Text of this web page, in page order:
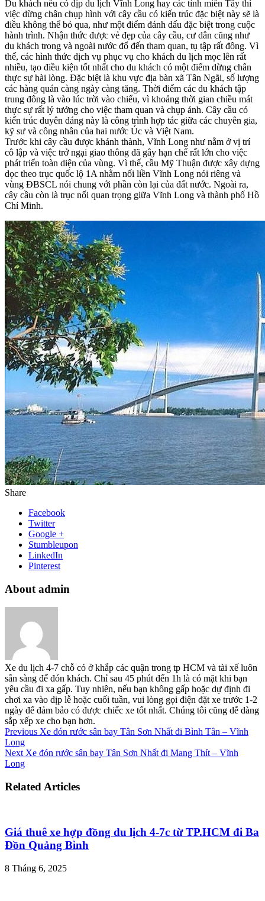
Du khách nếu có dịp du lịch Vĩnh Long hay các tỉnh miền Tây thì
việc dừng chân chụp hình với cây cầu có kiến trúc đặc biệt này sẽ là
điều không thể bỏ qua, như một điểm đánh dấu đặc biệt trong cuộc
hành trình. Nhận thức được vẻ đẹp của cây cầu, cư dân cũng như
du khách trong và ngoài nước đổ đến tham quan, tụ tập rất đông. Vì
thế, các hình thức dịch vụ phục vụ cho khách du lịch mọc lên rất
nhiều, tạo điều kiện tốt nhất cho du khách có một điểm dừng chân
thực sự hài lòng. Đặc biệt là khu vực địa bàn xã Tân Ngãi, số lượng
các hàng quán càng ngày càng tăng. Thời điểm các du khách tập
trung đông là vào lúc trời vào chiểu, vì khoảng thời gian chiều mát
thực sự rất lý tưởng cho việc tham quan và chụp ảnh. Cây cầu có
kiến trúc duyên dáng này là công trình hợp tác giữa các chuyên gia,
kỹ sư và công nhân của hai nước Úc và Việt Nam.
Trước khi cây cầu được khánh thành, Vĩnh Long như nằm ở vị trí
cô lập và việc trở ngại giao thông đã gây hạn chế rất lớn cho việc
phát triển toàn diện của vùng. Vì thế, cầu Mỹ Thuận được xây dựng
dọc theo trục quốc lộ 1A nhằm nối liền Vĩnh Long nói riêng và
vùng ĐBSCL nói chung với phần còn lại của đất nước. Ngoài ra,
cây cầu còn là trục nối quan trọng giữa Vĩnh Long và thành phố Hồ
Chí Minh.
Share
Facebook
Twitter
Google +
Stumbleupon
LinkedIn
Pinterest
About admin
Xe du lịch 4-7 chỗ có ở khắp các quận trong tp HCM và tài xế luôn
sẵn sàng để đón khách. Chỉ sau 45 phút đến 1h là có mặt khi bạn
yêu cầu đi xa gấp. Tuy nhiên, nếu bạn không gấp hoặc dự định đi
chơi xa vào dịp lễ hoặc cuối tuần, vui lòng gọi điện đặt xe trước 1-2
ngày để đảm bảo có được chiếc xe tốt nhất. Chúng tôi cũng dễ dàng
sắp xếp xe cho bạn hơn.
Previous Xe đón rước sân bay Tân Sơn Nhất đi Bình Tân – Vĩnh
Long
Next Xe đón rước sân bay Tân Sơn Nhất đi Mang Thít – Vĩnh
Long
Related Articles
Giá thuê xe hợp đồng du lịch 4-7c từ TP.HCM đi Ba
Đồn Quảng Bình
8 Tháng 6, 2025